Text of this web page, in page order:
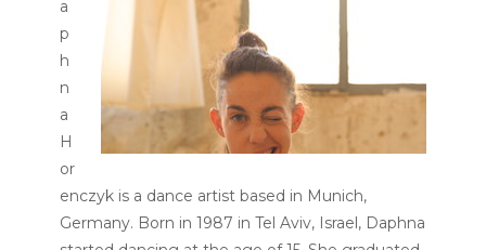
a
p
h
n
a
H
or
enczyk is a dance artist based in Munich,
Germany. Born in 1987 in Tel Aviv, Israel, Daphna